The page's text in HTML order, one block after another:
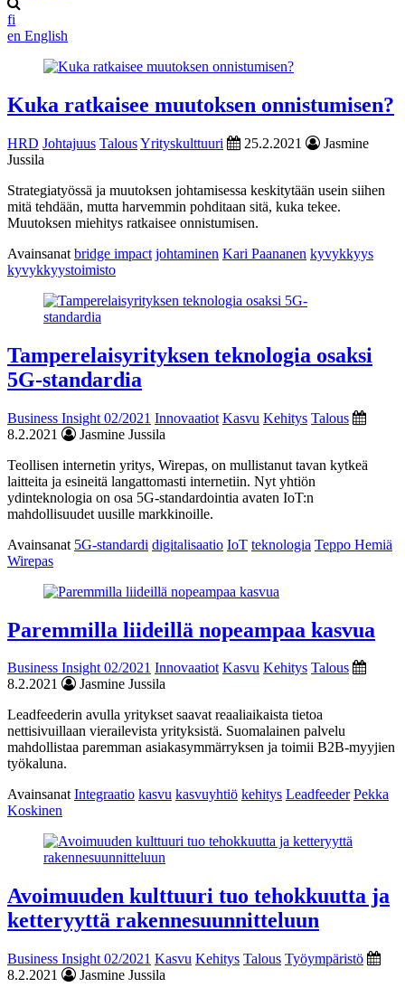
fi
en English
Kuka ratkaisee muutoksen onnistumisen?
HRD Johtajuus TalousYrityskulttuuri 25.2.2021
Jasmine
Jussila
Strategiatyössä ja muutoksen johtamisessa keskitytään usein siihen
mitä tehdään, mutta harvemmin pohditaan sitä, kuka tekee.
Muutoksen miehitys ratkaisee onnistumisen.
Avainsanat bridge impact johtaminen Kari Paananen kyvykkyys
kyvykkyystoimisto
Tamperelaisyrityksen teknologia osaksi
5G-standardia
Business Insight 02/2021 Innovaatiot Kasvu Kehitys Talous
8.2.2021
Jasmine Jussila
Teollisen internetin yritys, Wirepas, on mullistanut tavan kytkeä
laitteita ja esineitä langattomasti internetiin. Nyt yhtiön
ydinteknologia on osa 5G-standardointia avaten IoT:n
mahdollisuudet uusille markkinoille.
Avainsanat 5G-standardi digitalisaatio IoT teknologia Teppo Hemiä
Wirepas
Paremmilla liideillä nopeampaa kasvua
Business Insight 02/2021 Innovaatiot Kasvu Kehitys Talous
8.2.2021
Jasmine Jussila
Leadfeederin avulla yritykset saavat reaaliaikaista tietoa
nettisivuillaan vierailevista yrityksistä. Suomalainen palvelu
mahdollistaa paremman asiakasymmärryksen ja toimii B2B-myyjien
työkaluna.
AvainsanatIntegraatio kasvu kasvuyhtiö kehitys Leadfeeder Pekka
Koskinen
Avoimuuden kulttuuri tuo tehokkuutta ja
ketteryyttä rakennesuunnitteluun
Business Insight 02/2021 Kasvu Kehitys Talous Työympäristö
8.2.2021
Jasmine Jussila